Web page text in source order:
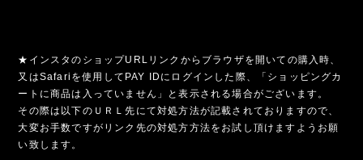
★インスタのショップURLリンクからブラウザを開いての購入時、
又はSafariを使用してPAY IDにログインした際、「ショッピングカ
ートに商品は入っていません」と表示される場合がございます。
その際は以下のＵＲＬ先にて対処方法が記載されておりますので、
大変お手数ですがリンク先の対処方方法をお試し頂けますようお願
い致します。